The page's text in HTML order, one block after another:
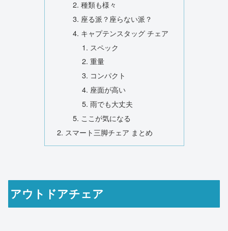
種類も様々
座る派？座らない派？
キャプテンスタッグ チェア
スペック
重量
コンパクト
座面が高い
雨でも大丈夫
ここが気になる
スマート三脚チェア まとめ
アウトドアチェア